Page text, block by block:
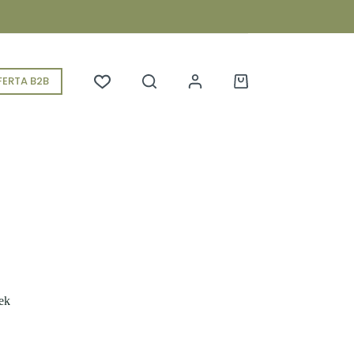
B2B Koszyk